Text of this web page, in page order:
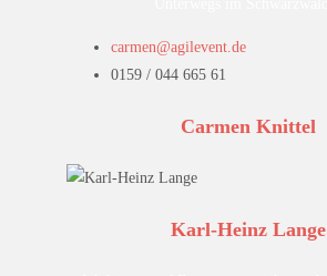
carmen@agilevent.de
0159 / 044 665 61
Carmen Knittel
Karl-Heinz Lange